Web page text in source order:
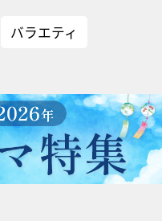
バラエティ